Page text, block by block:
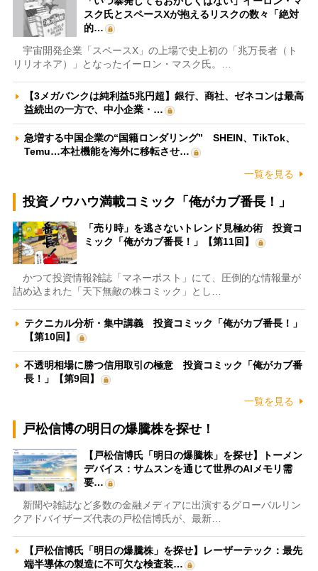
スク氏とスペースXが抱えるリスクの数々「絶対
的…
宇宙開発企業「スペースX」の上場で史上初の「兆万長者（ト
リリオネア）」となったイーロン・マスク氏。…
【3メガバンクは純利益5兆円超】銀行、商社、ゼネコンは最高
益続出の一方で、中小企業・…
急増する中国企業の“国籍ロンダリング” SHEIN、TikTok、
Temu…本社機能を海外に移転させ…
一覧を見る
投資ノウハウ満載コミック「俺がカブ番長！」
「売り時」を逃さないトレンド見極め術 投資コ
ミック「俺がカブ番長！」【第11回】
かつて投資情報雑誌「マネーポスト」にて、圧倒的な情報量が
詰め込まれた「天下無敵の株コミック」とし…
テクニカル分析・集中講義 投資コミック「俺がカブ番長！」
【第10回】
不透明相場に勝つ信用取引の極意 投資コミック「俺がカブ番
長！」【第9回】
一覧を見る
戸松信博の明日の爆騰株を探せ！
【戸松信博氏「明日の爆騰株」を探せ】トーメン
デバイス：サムスンを通じて世界のAIメモリ需
要…
新聞や雑誌など多数の金融メディアに出演するグローバルリン
クアドバイザーズ代表の戸松信博氏が、最新…
【戸松信博氏「明日の爆騰株」を探せ】レーザーテック：最先
端半導体の製造に不可欠な検査装…